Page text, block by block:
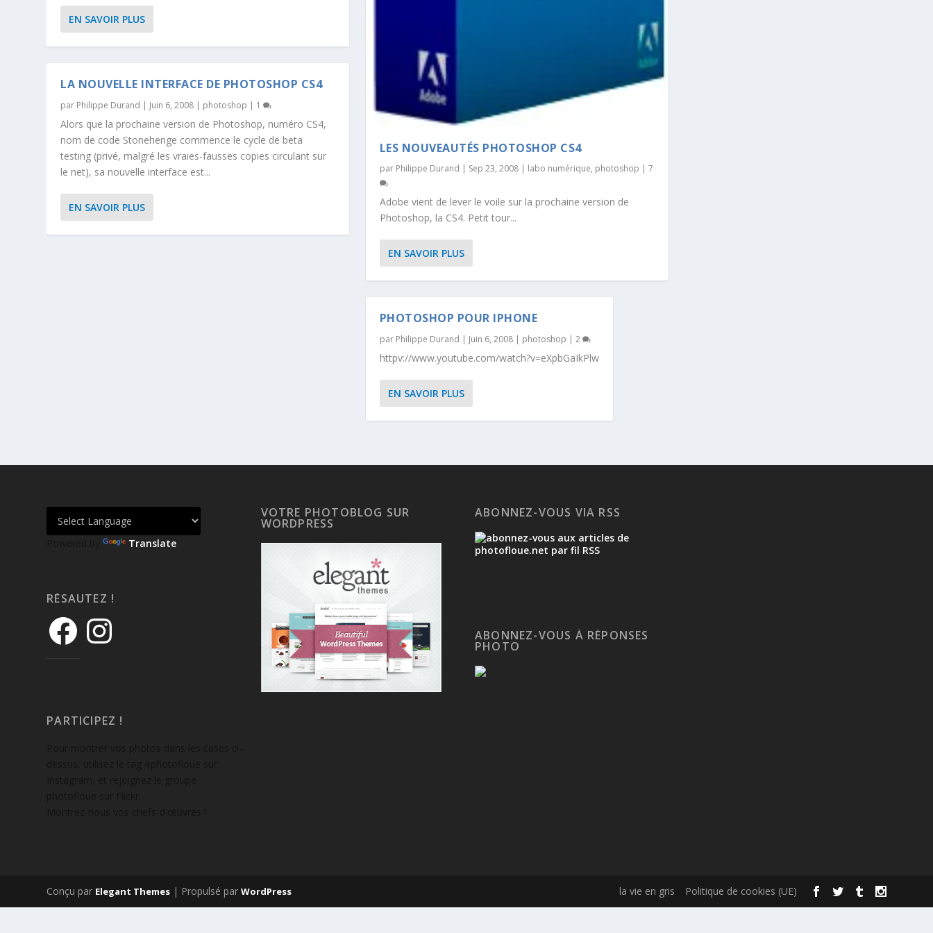
EN SAVOIR PLUS
LA NOUVELLE INTERFACE DE PHOTOSHOP CS4
par Philippe Durand | Juin 6, 2008 | photoshop | 1
Alors que la prochaine version de Photoshop, numéro CS4,
nom de code Stonehenge commence le cycle de beta
testing (privé, malgré les vraies-fausses copies circulant sur
le net), sa nouvelle interface est...
EN SAVOIR PLUS
LES NOUVEAUTÉS PHOTOSHOP CS4
par Philippe Durand | Sep 23, 2008| labo numérique, photoshop | 7
Adobe vient de lever le voile sur la prochaine version de
Photoshop, la CS4. Petit tour...
EN SAVOIR PLUS
PHOTOSHOP POUR IPHONE
par Philippe Durand | Juin 6, 2008| photoshop | 2
httpv://www.youtube.com/watch?v=eXpbGaIkPlw
EN SAVOIR PLUS
Powered by Translate
RÉSAUTEZ !
PARTICIPEZ !
VOTRE PHOTOBLOG SUR
WORDPRESS
ABONNEZ-VOUS VIA RSS
ABONNEZ-VOUS À RÉPONSES
PHOTO
Conçu par Elegant Themes | Propulsé parWordPress la vie en gris Politique de cookies (UE)